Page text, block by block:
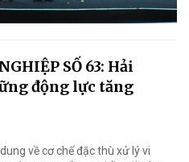
SỐ 63: Hải
động lực tăng
về cơ chế đặc thù xử lý vi